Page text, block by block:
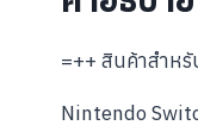
=++ สินค้าสำห
Nintendo